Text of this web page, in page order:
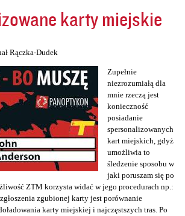
karty miejskie
Rączka-Dudek
Zupełnie
niezrozumiałą dla
mnie rzeczą jest
konieczność
posiadanie
spersonalizowanych
kart miejskich, gdyż
umożliwia to
śledzenie sposobu w
jaki poruszam się po
ZTM korzysta widać w jego procedurach np.:
zgubionej karty jest porównanie
karty miejskiej i najczęstszych tras. Po